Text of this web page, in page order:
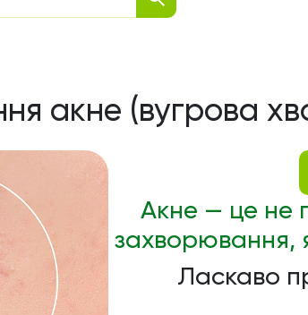
акне (вугрова
Акне — це не
захворювання,
Ласкаво